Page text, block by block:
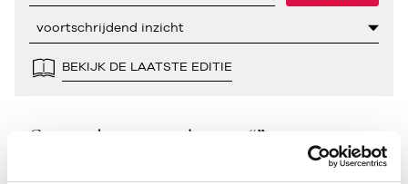
BEKIJK DE LAATSTE EDITIE
Geen resultaten gevonden voor “”.